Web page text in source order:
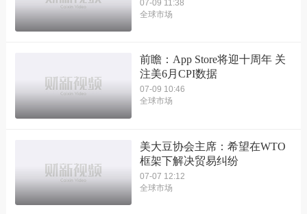
07-09 11:38
全球市场
前瞻：App Store将迎十周年 关
注美6月CPI数据
07-09 10:46
全球市场
美大豆协会主席：希望在WTO
框架下解决贸易纠纷
07-07 12:12
全球市场